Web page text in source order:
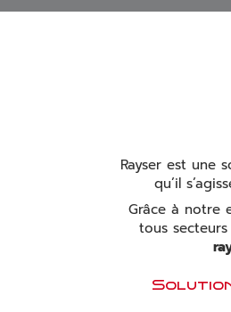
Rayser est une
qu’il
Grâce à notre
tous secteurs